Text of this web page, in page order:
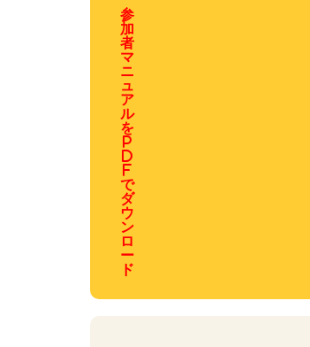
参
加
者
マ
ニ
ュ
ア
ル
を
P
D
F
で
ダ
ウ
ン
ロ
ー
ド